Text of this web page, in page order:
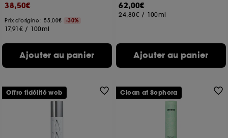
38,50€
Prix d'origine : 55,00€ -30%
17,91€ / 100ml
Ajouter au panier
62,00€
24,80€ / 100ml
Ajouter au panier
Offre fidélité web Clean at Sephora